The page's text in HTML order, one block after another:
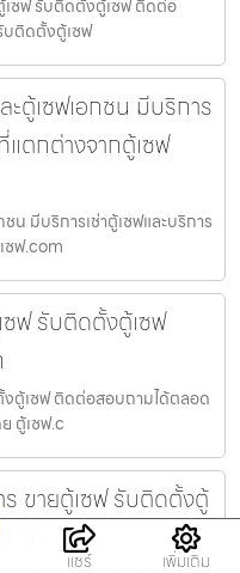
เซฟ รับติดตั้งตู้เซฟ ติดต่อ
บติดตั้งตู้เซฟ
ะตู้เซฟเอกชน มีบริการ
แตกต่างจากตู้เซฟ
น มีบริการเช่าตู้เซฟและบริการ
ซฟ.com
ซฟ รับติดตั้งตู้เซฟ
งตู้เซฟ ติดต่อสอบถามได้ตลอด
ตู้เซฟ.c
ขายตู้เซฟ รับติดตั้งตู้
ก
แชร์ เพิ่มเติม